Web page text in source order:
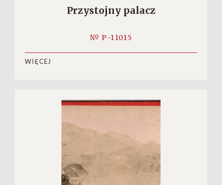
Przystojny palacz
№ P-11015
WIĘCEJ